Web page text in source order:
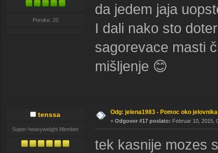
Poruke: 20
da jedem jaja
I dali nako sto
sagorevace masti
mišljenje 😊
tenssa
Super-heavyweight Member
Odg: jelena1983 - Pomoc oko jelovnika
« Odgovor #17 poslato: Februar 10, 2015,
tek kasnije mozes